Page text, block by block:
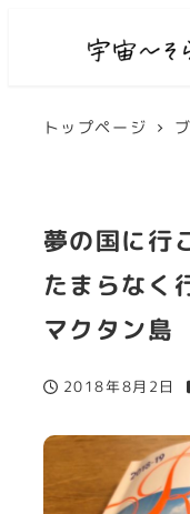
トップページ
夢の国に行
たまらなく
マクタン島
投稿日
2018年8月2日